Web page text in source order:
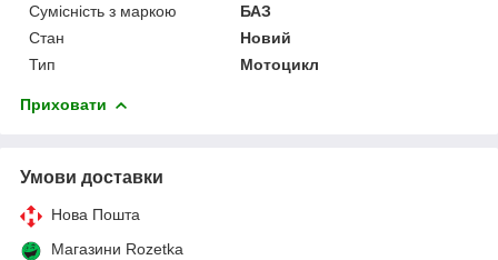
Сумісність з маркою
БАЗ
Стан
Новий
Тип
Мотоцикл
Приховати
Умови доставки
Нова Пошта
Магазини Rozetka